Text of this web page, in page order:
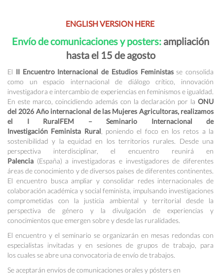
ENGLISH VERSION HERE
Envío de comunicaciones y posters: ampliación
hasta el 15 de agosto
El II Encuentro Internacional de Estudios Feministas se consolida
como un espacio internacional de diálogo crítico, innovación
investigadora e intercambio de experiencias en feminismos e igualdad.
En este marco, coincidiendo además con la declaración por la ONU
del 2026 Año internacional de las Mujeres Agricultoras, realizamos
el I RuralFEM – Seminario Internacional de
Investigación Feminista Rural , poniendo el foco en los retos a la
sostenibilidad y la equidad en los territorios rurales. Desde una
perspectiva interdisciplinar, el encuentro reunirá en
Palencia (España) a investigadoras e investigadores de diferentes
áreas de conocimiento y de diversos países de diferentes continentes.
El encuentro busca ampliar y consolidar redes internacionales de
colaboración académica y social feminista, impulsando investigaciones
comprometidas con la justicia ambiental y territorial desde la
perspectiva de género y la divulgación de experiencias y
conocimientos que emergen sobre y desde las ruralidades.
El encuentro y el seminario se organizarán en mesas redondas con
especialistas invitadas y en sesiones de grupos de trabajo, para
los cuales se abre una convocatoria de envío de trabajos.
Se aceptarán envíos de comunicaciones orales y pósters en